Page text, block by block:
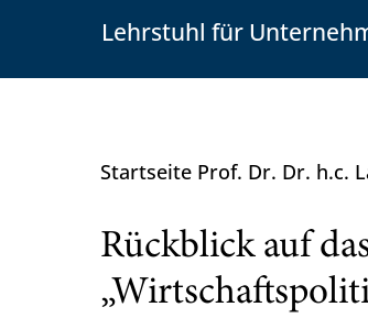
Lehrstuhl für
Startseite Prof. Dr. Dr. h.c.
Rückblick auf